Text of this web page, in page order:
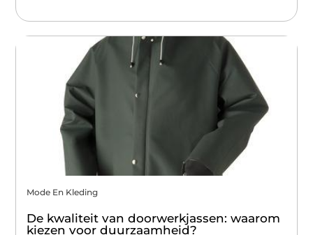
Mode En Kleding
De kwaliteit van doorwerkjassen: waarom
kiezen voor duurzaamheid?